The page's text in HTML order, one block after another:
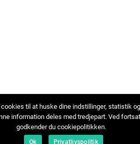
til at huske dine indstillinger, statistik
information deles med tredjepart. Ved
godkender du cookiepolitikken.
Ok Privatlivspolitik